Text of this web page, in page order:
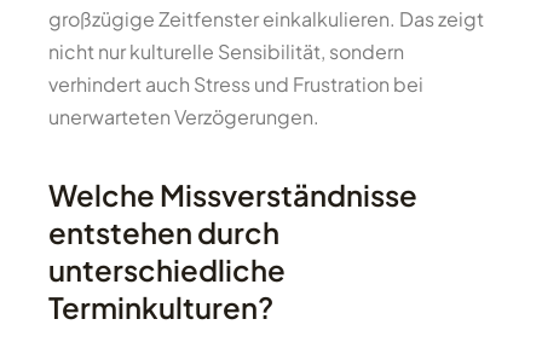
großzügige Zeitfenster einkalkulieren. Das zeigt
nicht nur kulturelle Sensibilität, sondern
verhindert auch Stress und Frustration bei
unerwarteten Verzögerungen.
Welche Missverständnisse
entstehen durch
unterschiedliche
Terminkulturen?